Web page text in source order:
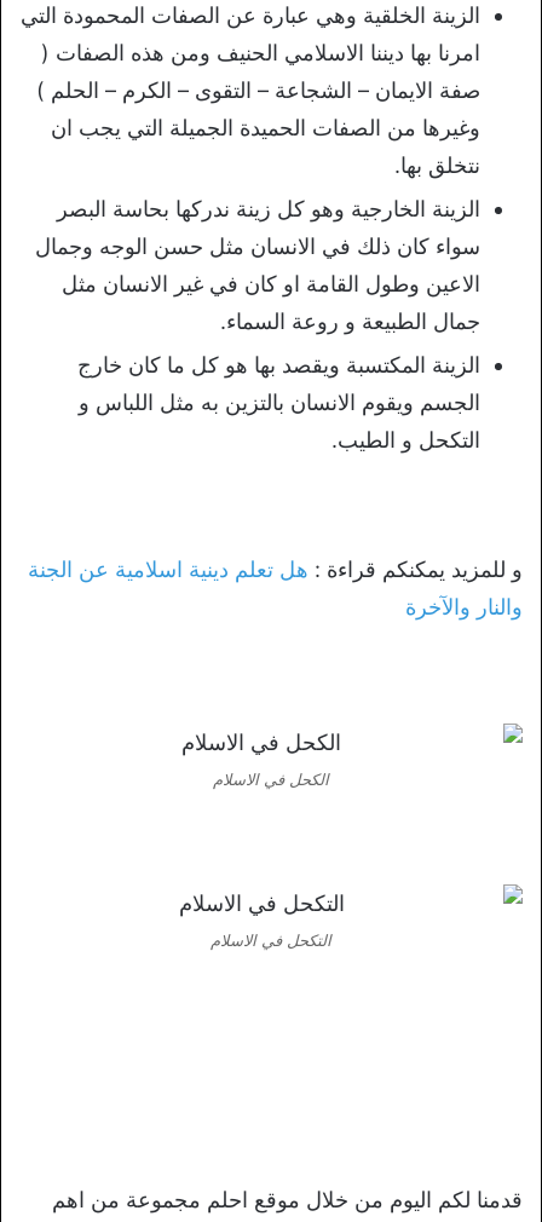
الزينة الخلقية وهي عبارة عن الصفات المحمودة التي
امرنا بها ديننا الاسلامي الحنيف ومن هذه الصفات (
صفة الايمان – الشجاعة – التقوى – الكرم – الحلم )
وغيرها من الصفات الحميدة الجميلة التي يجب ان
نتخلق بها.
الزينة الخارجية وهو كل زينة ندركها بحاسة البصر
سواء كان ذلك في الانسان مثل حسن الوجه وجمال
الاعين وطول القامة او كان في غير الانسان مثل
جمال الطبيعة و روعة السماء.
الزينة المكتسبة ويقصد بها هو كل ما كان خارج
الجسم ويقوم الانسان بالتزين به مثل اللباس و
التكحل و الطيب.
و للمزيد يمكنكم قراءة : هل تعلم دينية اسلامية عن الجنة
والنار والآخرة
الكحل في الاسلام
التكحل في الاسلام
قدمنا لكم اليوم من خلال موقع احلم مجموعة من اهم